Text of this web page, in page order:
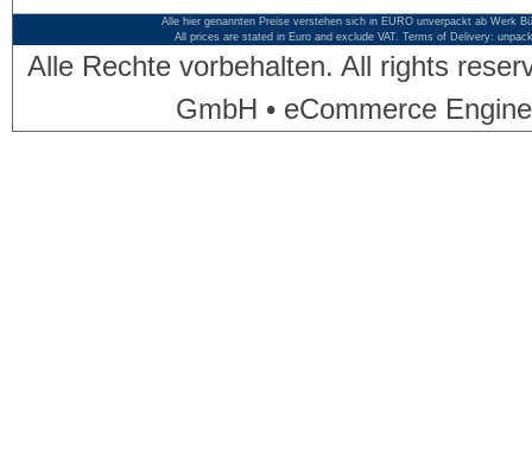
Alle hier genannten Preise verstehen sich in EURO unverpackt ab Werk
All prices are stated in Euro and exclude VAT. Terms of Delivery:
Alle Rechte vorbehalten. All rights
GmbH • eCommerce